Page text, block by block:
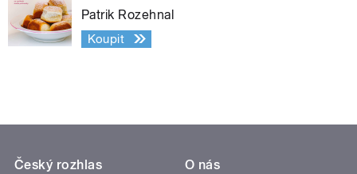
Patrik Rozehnal
Koupit
Český rozhlas
O nás